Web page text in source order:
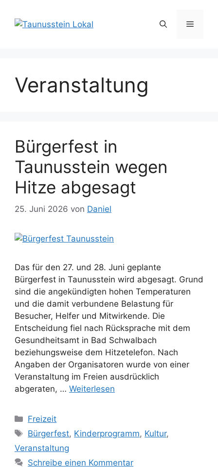
Inhalt
springen
Menü
Veranstaltung
Bürgerfest in
Taunusstein wegen
Hitze abgesagt
25. Juni 2026 von Daniel
Das für den 27. und 28. Juni geplante
Bürgerfest in Taunusstein wird abgesagt. Grund
sind die angekündigten hohen Temperaturen
und die damit verbundene Belastung für
Besucher, Helfer und Mitwirkende. Die
Entscheidung fiel nach Rücksprache mit dem
Gesundheitsamt in Bad Schwalbach
beziehungsweise dem Hitzetelefon. Nach
Angaben der Organisatoren wurde von einer
Veranstaltung im Freien ausdrücklich
abgeraten, … Weiterlesen
Kategorien
Freizeit
Schlagwörter
Bürgerfest, Kinderprogramm, Kultur,
Veranstaltung
Schreibe einen Kommentar